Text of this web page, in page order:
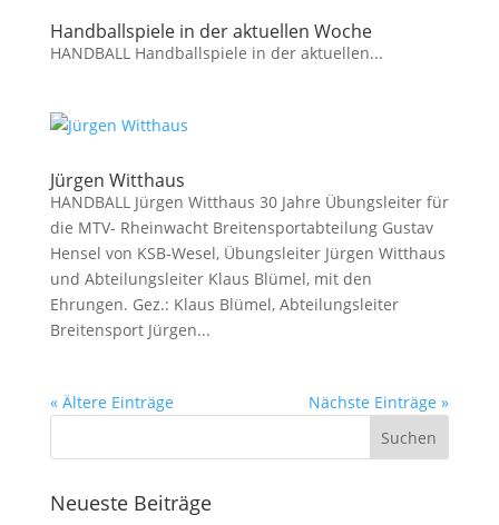
Handballspiele in der aktuellen Woche
HANDBALL Handballspiele in der aktuellen...
Jürgen Witthaus
HANDBALL Jürgen Witthaus 30 Jahre Übungsleiter für
die MTV- Rheinwacht Breitensportabteilung Gustav
Hensel von KSB-Wesel, Übungsleiter Jürgen Witthaus
und Abteilungsleiter Klaus Blümel, mit den
Ehrungen. Gez.: Klaus Blümel, Abteilungsleiter
Breitensport Jürgen...
« Ältere Einträge Nächste Einträge »
Neueste Beiträge